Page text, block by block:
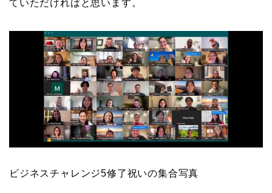
ていただければと思います。
ビジネスチャレンジ5修了祝いの集合写真